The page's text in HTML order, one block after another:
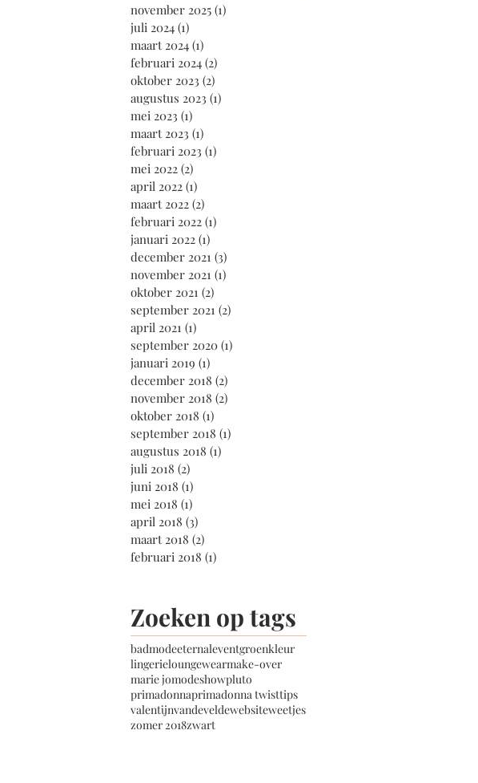
november 2025 (1)
juli 2024 (1)
maart 2024 (1)
februari 2024 (2)
oktober 2023 (2)
augustus 2023 (1)
mei 2023 (1)
maart 2023 (1)
februari 2023 (1)
mei 2022 (2)
april 2022 (1)
maart 2022 (2)
februari 2022 (1)
januari 2022 (1)
december 2021 (3)
november 2021 (1)
oktober 2021 (2)
september 2021 (2)
april 2021 (1)
september 2020 (1)
januari 2019 (1)
december 2018 (2)
november 2018 (2)
oktober 2018 (1)
september 2018 (1)
augustus 2018 (1)
juli 2018 (2)
juni 2018 (1)
mei 2018 (1)
april 2018 (3)
maart 2018 (2)
februari 2018 (1)
Zoeken op tags
badmodeeternaleventgroenkleur
lingerieloungewearmake-over
marie jomodeshowpluto
primadonnaprimadonna twisttips
valentijnvandeveldewebsiteweetjes
zomer 2018zwart